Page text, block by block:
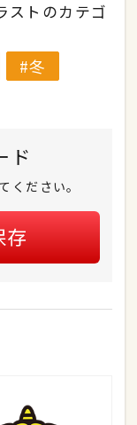
ストのカテゴ
冬
ド
ください。
存